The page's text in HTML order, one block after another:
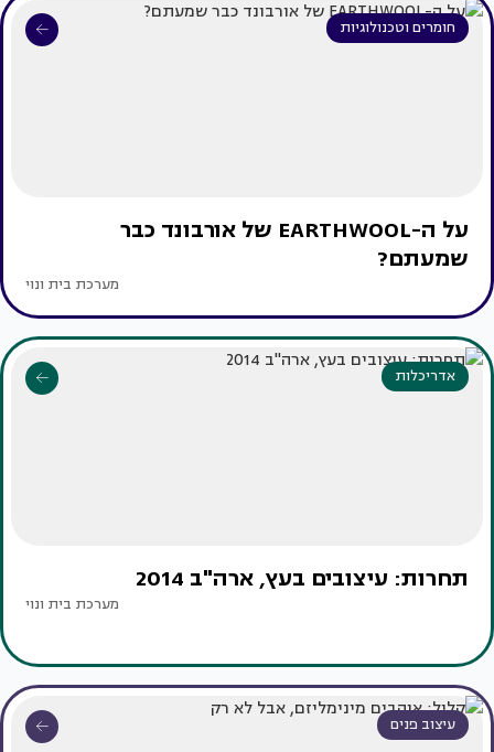
חומרים וטכנולוגיות
על ה-EARTHWOOL של אורבונד כבר
שמעתם?
מערכת בית ונוי
אדריכלות
תחרות: עיצובים בעץ, ארה"ב 2014
מערכת בית ונוי
עיצוב פנים